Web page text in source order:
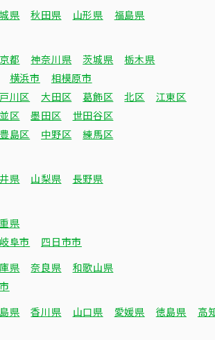
県 秋田県 山形県
福島県
都 神奈川県 茨城県
栃木県
横浜市
相模原市
川区 大田区 葛飾区 北区
江東区
区 墨田区
世田谷区
豊島区 中野区
練馬区
県 山梨県
長野県
県
岐阜市 四日市市
県 奈良県
和歌山県
県 香川県 山口県 愛媛県 徳島県
高